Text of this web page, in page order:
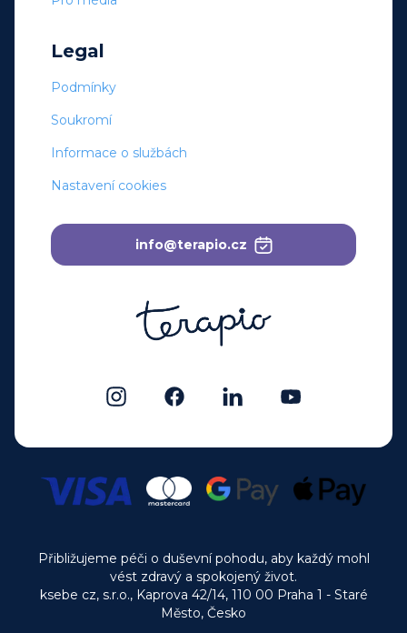
Legal
Podmínky
Soukromí
Informace o službách
Nastavení cookies
info@terapio.cz
Přibližujeme péči o duševní pohodu, aby každý mohl
vést zdravý a spokojený život.
ksebe cz, s.r.o., Kaprova 42/14, 110 00 Praha 1 - Staré
Město, Česko